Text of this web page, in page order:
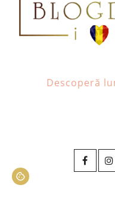
Descoperă